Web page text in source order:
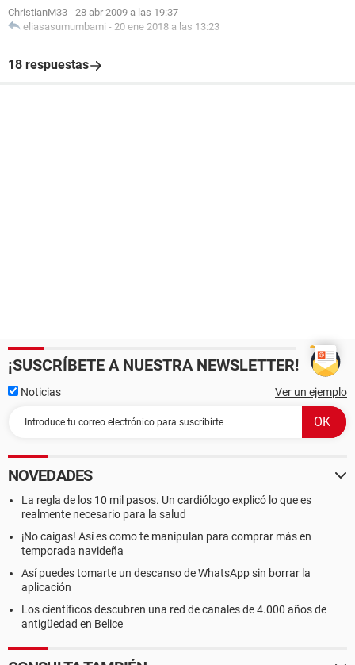
ChristianM33 - 28 abr 2009 a las 19:37
eliasasumumbami - 20 ene 2018 a las 13:23
18 respuestas
¡SUSCRÍBETE A NUESTRA NEWSLETTER!
Noticias Ver un ejemplo
NOVEDADES
La regla de los 10 mil pasos. Un cardiólogo explicó lo que es
realmente necesario para la salud
¡No caigas! Así es como te manipulan para comprar más en
temporada navideña
Así puedes tomarte un descanso de WhatsApp sin borrar la
aplicación
Los científicos descubren una red de canales de 4.000 años de
antigüedad en Belice